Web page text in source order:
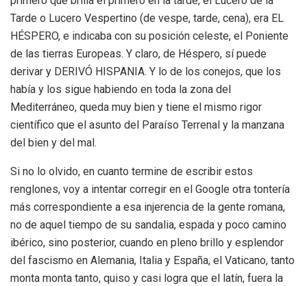
Tarde o Lucero Vespertino (de vespe, tarde, cena), era EL
HÉSPERO, e indicaba con su posición celeste, el Poniente
de las tierras Europeas. Y claro, de Héspero, sí puede
derivar y DERIVÓ HISPANIA. Y lo de los conejos, que los
había y los sigue habiendo en toda la zona del
Mediterráneo, queda muy bien y tiene el mismo rigor
científico que el asunto del Paraíso Terrenal y la manzana
del bien y del mal.
Si no lo olvido, en cuanto termine de escribir estos
renglones, voy a intentar corregir en el Google otra tontería
más correspondiente a esa injerencia de la gente romana,
no de aquel tiempo de su sandalia, espada y poco camino
ibérico, sino posterior, cuando en pleno brillo y esplendor
del fascismo en Alemania, Italia y España, el Vaticano, tanto
monta monta tanto, quiso y casi logra que el latín, fuera la